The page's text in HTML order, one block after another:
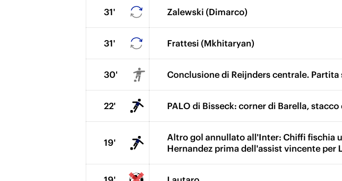
31' Zalewski (Dimarco)
31' Frattesi (Mkhitaryan)
30' Conclusione di Reijnders centrale. Partita
22' PALO di Bisseck: corner di Barella,
19'
Altro gol annullato all'Inter: Chiffi fischia
Hernandez prima dell'assist vincente per